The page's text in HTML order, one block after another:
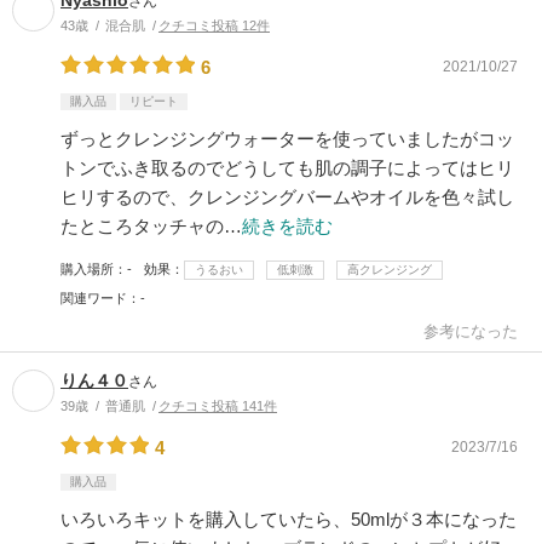
43歳 混合肌 クチコミ投稿 12件
6 2021/10/27
購入品 リピート
ずっとクレンジングウォーターを使っていましたがコッ
トンでふき取るのでどうしても肌の調子によってはヒリ
ヒリするので、クレンジングバームやオイルを色々試し
たところタッチャの…続きを読む
購入場所 - 効果 うるおい 低刺激 高クレンジング
関連ワード -
参考になった
りん４０ さん
39歳 普通肌 クチコミ投稿 141件
4 2023/7/16
購入品
いろいろキットを購入していたら、50mlが３本になった